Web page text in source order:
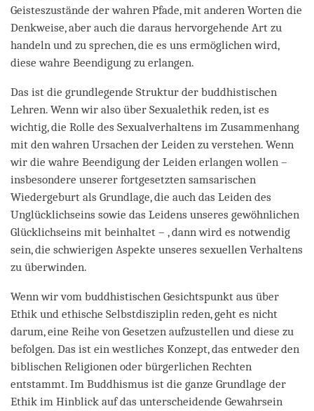
Geisteszustände der wahren Pfade, mit anderen Worten die
Denkweise, aber auch die daraus hervorgehende Art zu
handeln und zu sprechen, die es uns ermöglichen wird,
diese wahre Beendigung zu erlangen.
Das ist die grundlegende Struktur der buddhistischen
Lehren. Wenn wir also über Sexualethik reden, ist es
wichtig, die Rolle des Sexualverhaltens im Zusammenhang
mit den wahren Ursachen der Leiden zu verstehen. Wenn
wir die wahre Beendigung der Leiden erlangen wollen –
insbesondere unserer fortgesetzten samsarischen
Wiedergeburt als Grundlage, die auch das Leiden des
Unglücklichseins sowie das Leidens unseres gewöhnlichen
Glücklichseins mit beinhaltet – , dann wird es notwendig
sein, die schwierigen Aspekte unseres sexuellen Verhaltens
zu überwinden.
Wenn wir vom buddhistischen Gesichtspunkt aus über
Ethik und ethische Selbstdisziplin reden, geht es nicht
darum, eine Reihe von Gesetzen aufzustellen und diese zu
befolgen. Das ist ein westliches Konzept, das entweder den
biblischen Religionen oder bürgerlichen Rechten
entstammt. Im Buddhismus ist die ganze Grundlage der
Ethik im Hinblick auf das unterscheidende Gewahrsein